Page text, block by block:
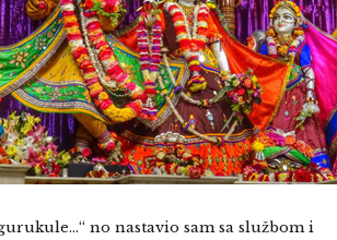
no nastavio sam sa službom i